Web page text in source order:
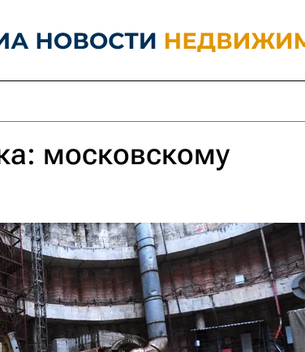
московскому